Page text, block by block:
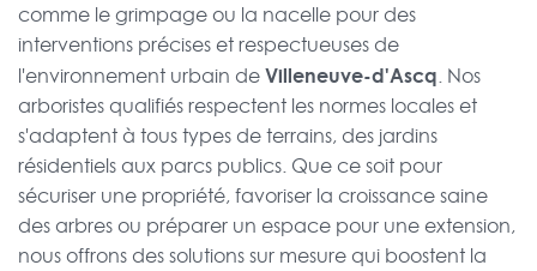
comme le grimpage ou la nacelle pour des
interventions précises et respectueuses de
l'environnement urbain deVilleneuve-d'Ascq. Nos
arboristes qualifiés respectent les normes locales et
s'adaptent à tous types de terrains, des jardins
résidentiels aux parcs publics. Que ce soit pour
sécuriser une propriété, favoriser la croissance saine
des arbres ou préparer un espace pour une extension,
nous offrons des solutions sur mesure qui boostent la